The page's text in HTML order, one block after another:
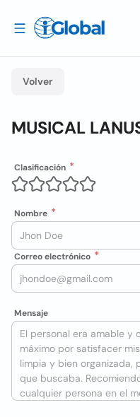
Volver
MUSICAL
Clasificación
Nombre
Correo electrónico
Mensaje